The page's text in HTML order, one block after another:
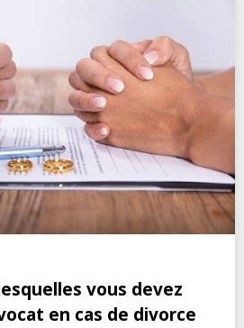
vous devez
en cas de divorce